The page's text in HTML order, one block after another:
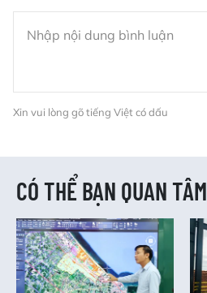
Xin vui lòng gõ tiếng Việt có dấu
CÓ THỂ BẠN QUAN TÂM